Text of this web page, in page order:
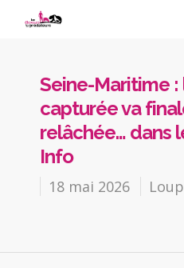
Seine-Maritime :
capturée va
relâchée… dans
Info
18 mai 2026 Loup